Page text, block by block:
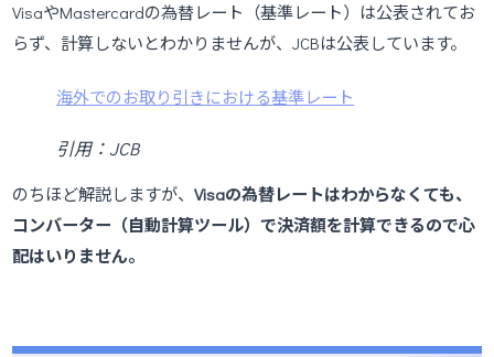
VisaやMastercardの為替レート（基準レート）は公表されてお
らず、計算しないとわかりませんが、JCBは公表しています。
海外でのお取り引きにおける基準レート
引用：JCB
のちほど解説しますが、Visaの為替レートはわからなくても、
コンバーター（自動計算ツール）で決済額を計算できるので心
配はいりません。